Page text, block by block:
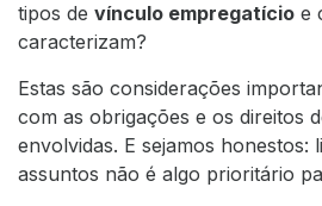
tipos de vínculo empregatício e
caracterizam?
Estas são considerações
com as obrigações e os direitos
envolvidas. E sejamos honestos:
assuntos não é algo prioritário